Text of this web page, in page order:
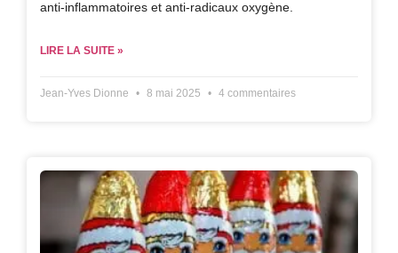
anti-inflammatoires et anti-radicaux oxygène.
LIRE LA SUITE »
Jean-Yves Dionne 8 mai 2025 4 commentaires